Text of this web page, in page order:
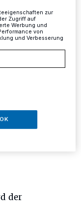
e.V. wird
wieder
der
zur
Zugriff auf
Werbung und
von
und Verbesserung
OK